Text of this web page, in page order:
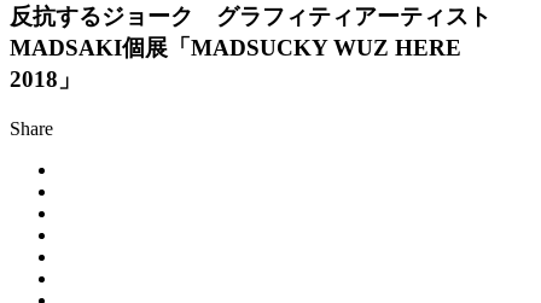
反抗するジョーク グラフィティアーティスト
MADSAKI個展「MADSUCKY WUZ HERE
2018」
Share